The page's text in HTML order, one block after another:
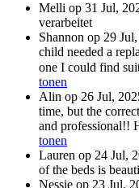
Melli op 31 Jul,
verarbeitet
Shannon op 29
child needed a
one I could find
tonen
Alin op 26 Jul,
time, but the
and professional!!
tonen
Lauren op 24 Jul,
of the beds is
Nessie op 23 Jul,